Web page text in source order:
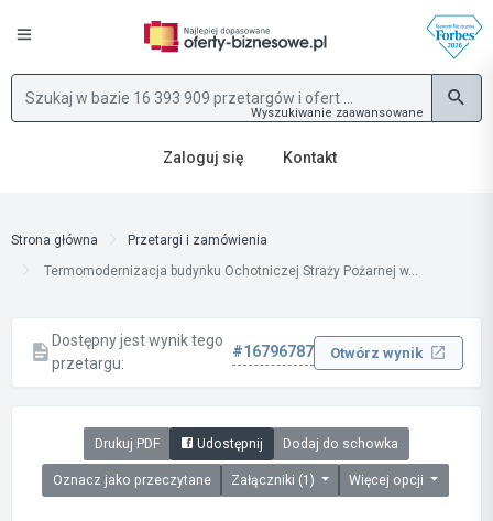
Wyszukiwanie zaawansowane
Zaloguj się Kontakt
Strona główna
Przetargi i zamówienia
Termomodernizacja budynku Ochotniczej Straży Pożarnej w...
Dostępny jest wynik tego
przetargu:
#16796787 Otwórz wynik
Drukuj PDF Udostępnij Dodaj do schowka
Oznacz jako przeczytane Załączniki (1) Więcej opcji